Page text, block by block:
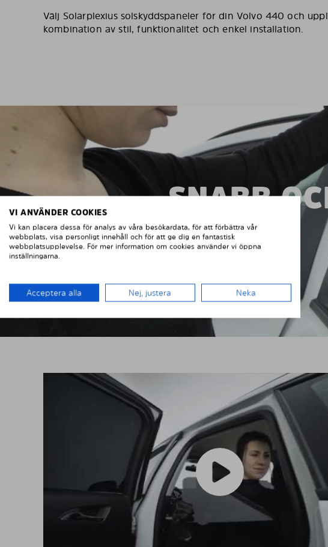
Välj Solarplexius solskyddspaneler för din Volvo 440 och
kombination av stil, funktionalitet och enkel installation.
SNABB
VI ANVÄNDER COOKIES
Vi kan placera dessa för analys av våra besökardata, för att förbättra vår
webbplats, visa personligt innehåll och för att ge dig en fantastisk
webbplatsupplevelse. För mer information om cookies använder vi öppna
inställningarna.
Acceptera alla Nej, justera Neka